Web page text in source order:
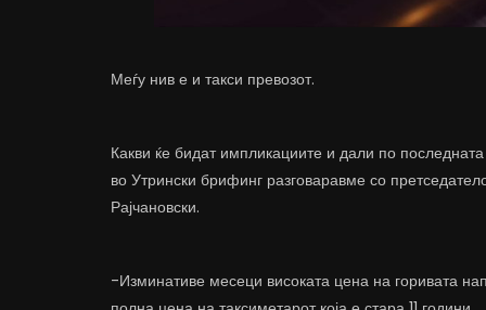
Меѓу нив е и такси превозот.
Какви ќе бидат импликациите и дали по
во Утрински брифинг разговаравме со
Рајчановски.
-Изминативе месеци високата цена на горивата